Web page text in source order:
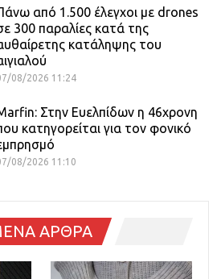
από 1.500 έλεγχοι με drones
300 παραλίες κατά της
κατάληψης του
08/2026 11:24
Στην Ευελπίδων η 46χρονη
κατηγορείται για τον φονικό
08/2026 11:10
ΑΡΘΡΑ